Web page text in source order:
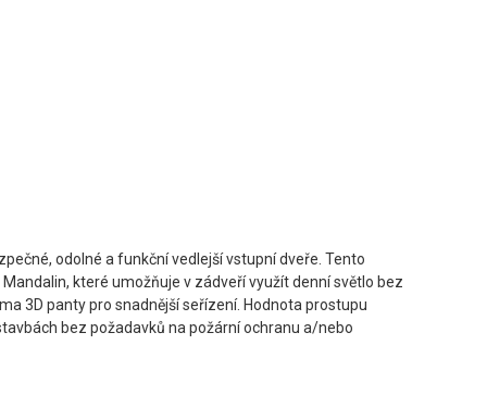
odolné a funkční vedlejší vstupní dveře. Tento
které umožňuje v zádveří využít denní světlo bez
3D panty pro snadnější seřízení. Hodnota prostupu
bez požadavků na požární ochranu a/nebo